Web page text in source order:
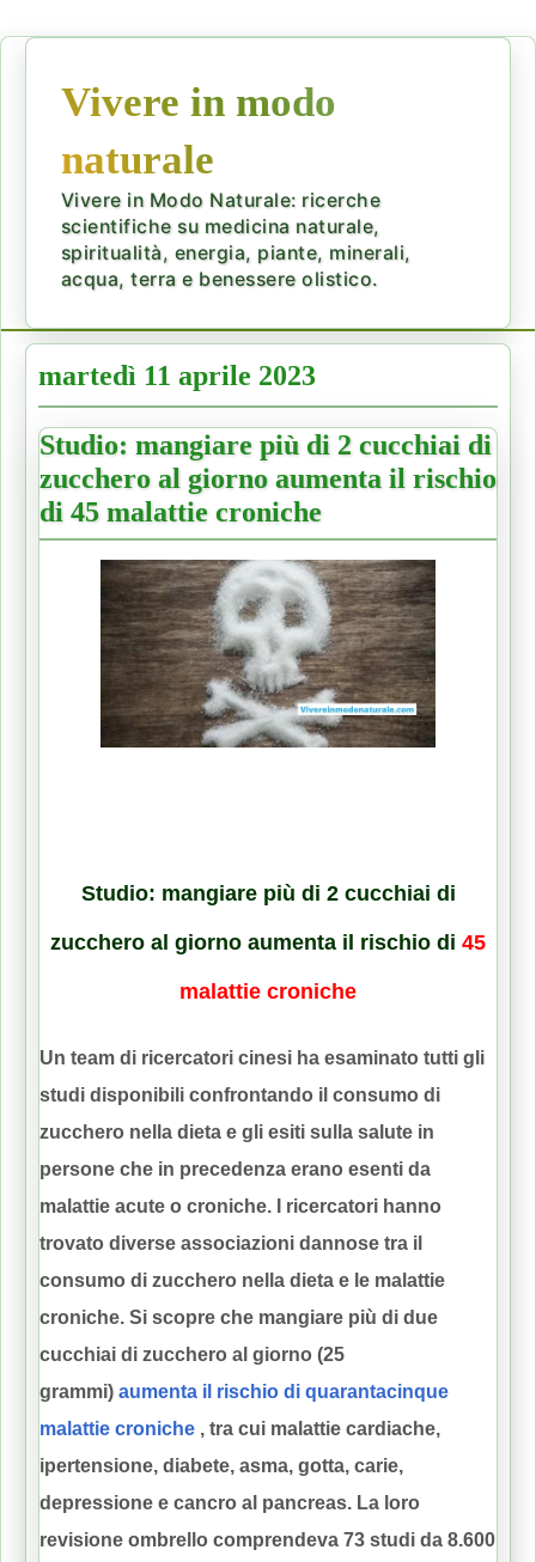
Vivere in modo
naturale
Vivere in Modo Naturale: ricerche
scientifiche su medicina naturale,
spiritualità, energia, piante, minerali,
acqua, terra e benessere olistico.
martedì 11 aprile 2023
Studio: mangiare più di 2 cucchiai di
zucchero al giorno aumenta il rischio
di 45 malattie croniche
Studio: mangiare più di 2 cucchiai di
zucchero al giorno aumenta il rischio di 45
malattie croniche
Un team di ricercatori cinesi ha esaminato tutti gli
studi disponibili confrontando il consumo di
zucchero nella dieta e gli esiti sulla salute in
persone che in precedenza erano esenti da
malattie acute o croniche.
I ricercatori hanno
trovato diverse associazioni dannose tra il
consumo di zucchero nella dieta e le malattie
croniche. Si scopre che mangiare più di due
cucchiai di zucchero al giorno (25
grammi) aumenta il rischio di quarantacinque
malattie croniche , tra cui malattie cardiache,
ipertensione, diabete, asma, gotta, carie,
depressione e cancro al pancreas. La loro
revisione ombrello comprendeva 73 studi da 8.600